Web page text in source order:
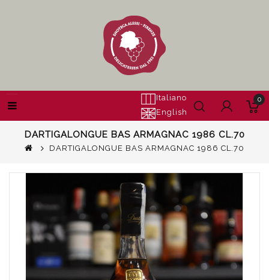
Italiano
English
0
DARTIGALONGUE BAS ARMAGNAC 1986 CL.70
DARTIGALONGUE BAS ARMAGNAC 1986 CL.70